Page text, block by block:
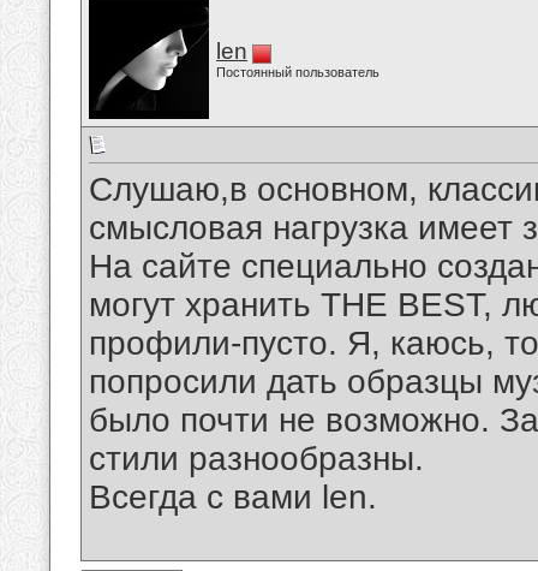
len
Постоянный пользователь
Слушаю,в основном,
смысловая нагрузка имеет
На сайте специально
могут хранить THE BEST,
профили-пусто. Я, каюсь,
попросили дать образцы
было почти не возможно.
стили разнообразны.
Всегда с вами len.